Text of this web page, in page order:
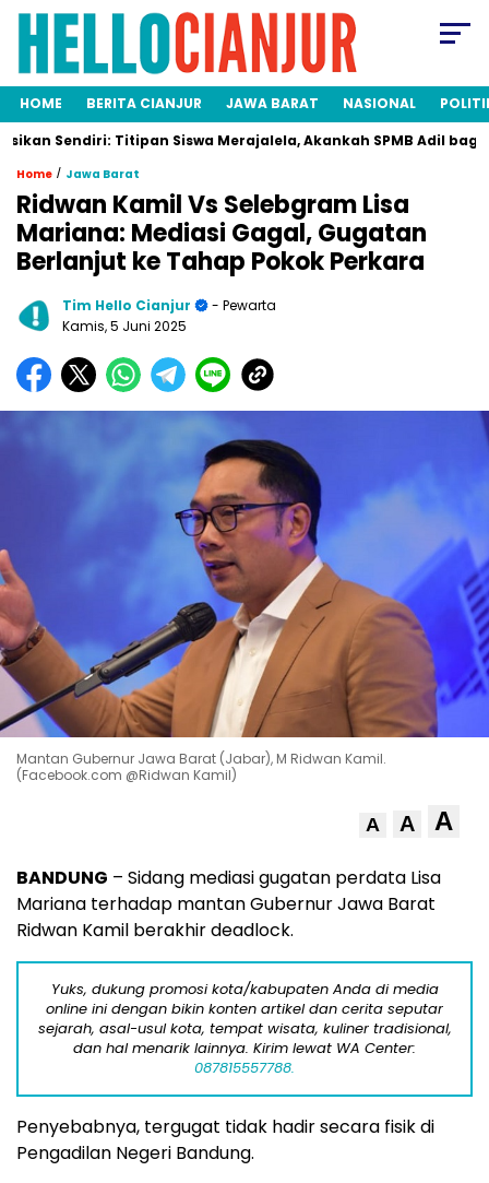
HOME BERITA CIANJUR JAWA BARAT NASIONAL
Titipan Siswa Merajalela, Akankah SPMB Adil bagi
Home / Jawa Barat
Ridwan Kamil Vs Selebgram Lisa
Mariana: Mediasi Gagal, Gugatan
Berlanjut ke Tahap Pokok Perkara
Tim Hello Cianjur
- Pewarta
Kamis, 5 Juni 2025
Mantan Gubernur Jawa Barat (Jabar), M Ridwan Kamil.
(Facebook.com @Ridwan Kamil)
A A A
BANDUNG – Sidang mediasi gugatan perdata Lisa
Mariana terhadap mantan Gubernur Jawa Barat
Ridwan Kamil berakhir deadlock.
Yuks, dukung promosi kota/kabupaten Anda di media
online ini dengan bikin konten artikel dan cerita seputar
sejarah, asal-usul kota, tempat wisata, kuliner tradisional,
dan hal menarik lainnya. Kirim lewat WA Center:
087815557788.
Penyebabnya, tergugat tidak hadir secara fisik di
Pengadilan Negeri Bandung.